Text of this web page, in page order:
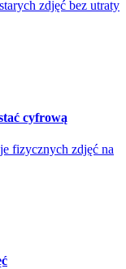
zdjęć bez utraty
cyfrową
fizycznych zdjęć na